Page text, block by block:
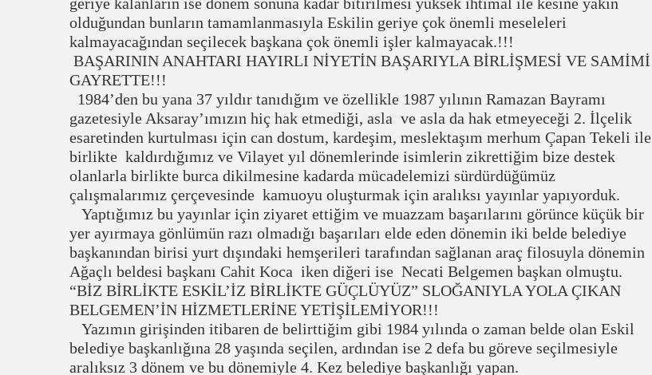
olduğundan bunların tamamlanmasıyla Eskilin geriye çok önemli meseleleri
kalmayacağından seçilecek başkana çok önemli işler kalmayacak.!!!
BAŞARININ ANAHTARI HAYIRLI NİYETİN BAŞARIYLA BİRLİŞMESİ VE SAMİMİ
GAYRETTE!!!
1984’den bu yana 37 yıldır tanıdığım ve özellikle 1987 yılının Ramazan Bayramı
gazetesiyle Aksaray’ımızın hiç hak etmediği, asla ve asla da hak etmeyeceği 2. İlçelik
esaretinden kurtulması için can dostum, kardeşim, meslektaşım merhum Çapan Tekeli ile
birlikte kaldırdığımız ve Vilayet yıl dönemlerinde isimlerin zikrettiğim bize destek
olanlarla birlikte burca dikilmesine kadarda mücadelemizi sürdürdüğümüz
çalışmalarımız çerçevesinde kamuoyu oluşturmak için aralıksı yayınlar yapıyorduk.
Yaptığımız bu yayınlar için ziyaret ettiğim ve muazzam başarılarını görünce küçük bir
yer ayırmaya gönlümün razı olmadığı başarıları elde eden dönemin iki belde belediye
başkanından birisi yurt dışındaki hemşerileri tarafından sağlanan araç filosuyla dönemin
Ağaçlı beldesi başkanı Cahit Koca iken diğeri ise Necati Belgemen başkan olmuştu.
“BİZ BİRLİKTE ESKİL’İZ BİRLİKTE GÜÇLÜYÜZ” SLOĞANIYLA YOLA ÇIKAN
BELGEMEN’İN HİZMETLERİNE YETİŞİLEMİYOR!!!
Yazımın girişinden itibaren de belirttiğim gibi 1984 yılında o zaman belde olan Eskil
belediye başkanlığına 28 yaşında seçilen, ardından ise 2 defa bu göreve seçilmesiyle
aralıksız 3 dönem ve bu dönemiyle 4. Kez belediye başkanlığı yapan.